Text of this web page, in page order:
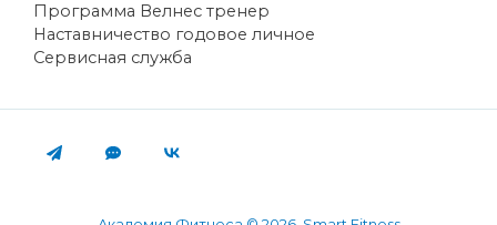
Программа Велнес тренер
Наставничество годовое личное
Сервисная служба